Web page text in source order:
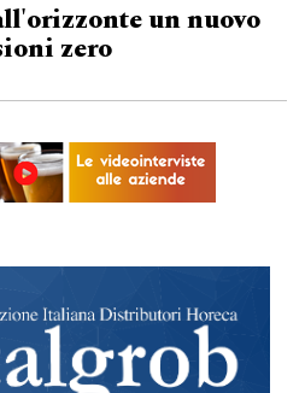
un nuovo
zero